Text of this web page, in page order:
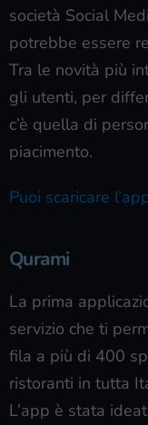
società Social
potrebbe essere
Tra le novità più
gli utenti, per
c’è quella di
piacimento.
Puoi scaricare
Qurami
La prima
servizio che ti
fila a più di 400
ristoranti in tutta
L’app è stata